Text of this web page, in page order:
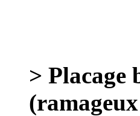
> Placage